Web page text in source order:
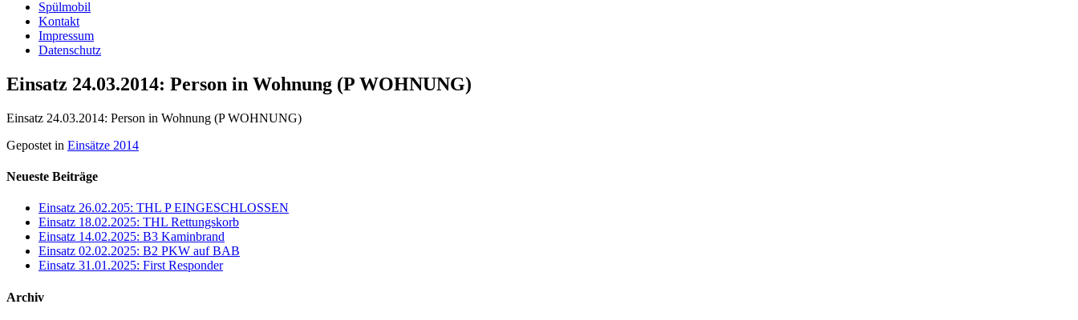
Spülmobil
Kontakt
Impressum
Datenschutz
Einsatz 24.03.2014: Person in Wohnung (P WOHNUNG)
Einsatz 24.03.2014: Person in Wohnung (P WOHNUNG)
Gepostet in Einsätze 2014
Neueste Beiträge
Einsatz 26.02.205: THL P EINGESCHLOSSEN
Einsatz 18.02.2025: THL Rettungskorb
Einsatz 14.02.2025: B3 Kaminbrand
Einsatz 02.02.2025: B2 PKW auf BAB
Einsatz 31.01.2025: First Responder
Archiv